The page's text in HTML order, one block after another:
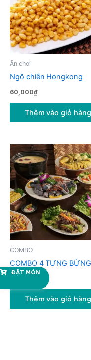
Ăn chơi
Ngô chiên Hongkong
60,000₫
Thêm vào giỏ hàng
COMBO
COMBO 4 TƯNG BỪNG
2,999,000
Thêm vào giỏ hàng
ĐẶT MÓN